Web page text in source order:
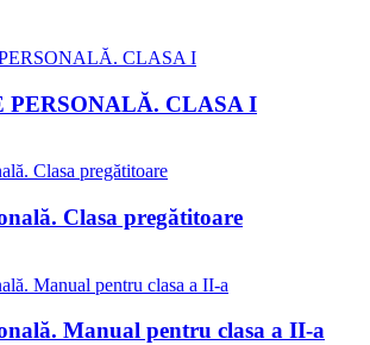
PERSONALĂ. CLASA I
Clasa pregătitoare
Manual pentru clasa a II-a